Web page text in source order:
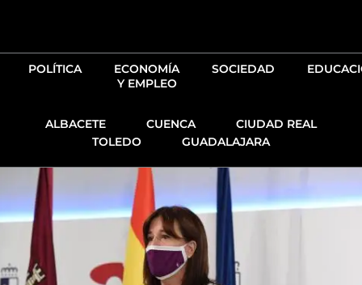
POLÍTICA
ECONOMÍA
Y EMPLEO
SOCIEDAD
ALBACETE CUENCA
CIUDAD REAL
TOLEDO
GUADALAJARA